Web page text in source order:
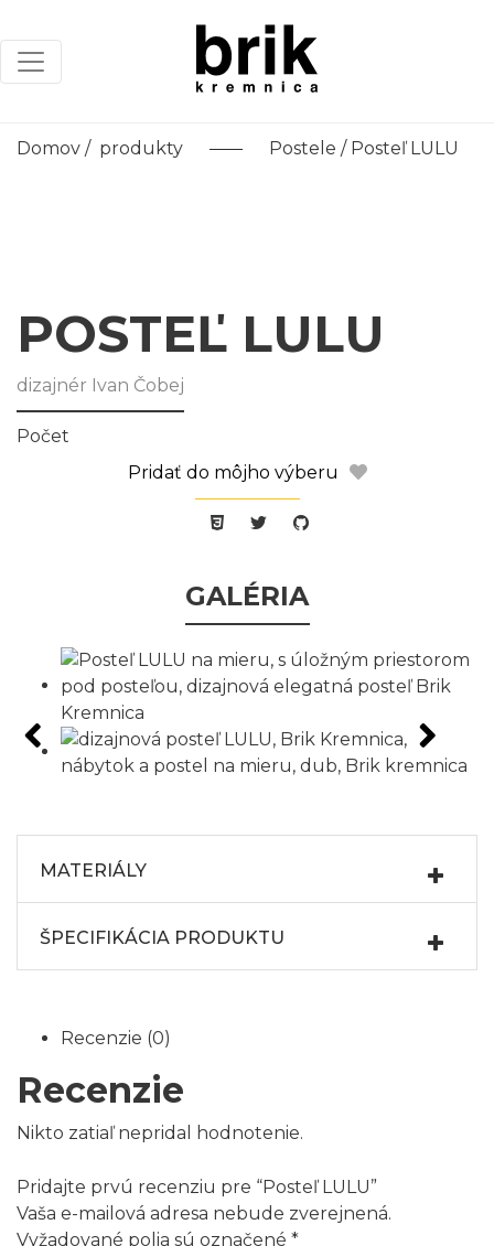
Menu
Domov / produkty Postele / Posteľ LULU
POSTEĽ LULU
dizajnér Ivan Čobej
Počet
Pridať do môjho výberu
Facebook share
PINTEREST share
Linkedin share
GALÉRIA
MATERIÁLY
ŠPECIFIKÁCIA PRODUKTU
Recenzie (0)
Recenzie
Nikto zatiaľ nepridal hodnotenie.
Pridajte prvú recenziu pre “Posteľ LULU”
Vaša e-mailová adresa nebude zverejnená.
Vyžadované polia sú označené *